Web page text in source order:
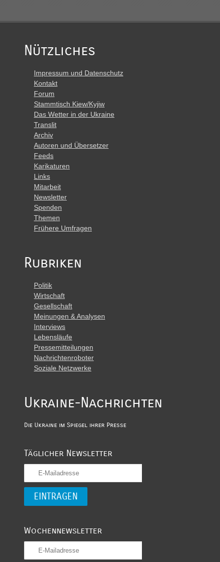
Nützliches
Impressum und Datenschutz
Kontakt
Forum
Stammtisch Kiew/Kyjiw
Das Wetter in der Ukraine
Translit
Archiv
Autoren und Übersetzer
Feeds
Karikaturen
Links
Mitarbeit
Newsletter
Spenden
Themen
Frühere Umfragen
Rubriken
Politik
Wirtschaft
Gesellschaft
Meinungen & Analysen
Interviews
Lebensläufe
Pressemitteilungen
Nachrichtenroboter
Soziale Netzwerke
Ukraine-Nachrichten
Die Ukraine im Spiegel ihrer Presse
Täglicher Newsletter
Wochennewsletter